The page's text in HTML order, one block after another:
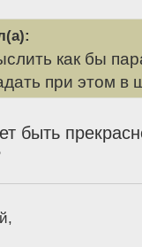
как бы
при этом
быть